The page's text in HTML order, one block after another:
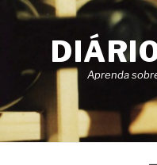
Pular
Aprenda